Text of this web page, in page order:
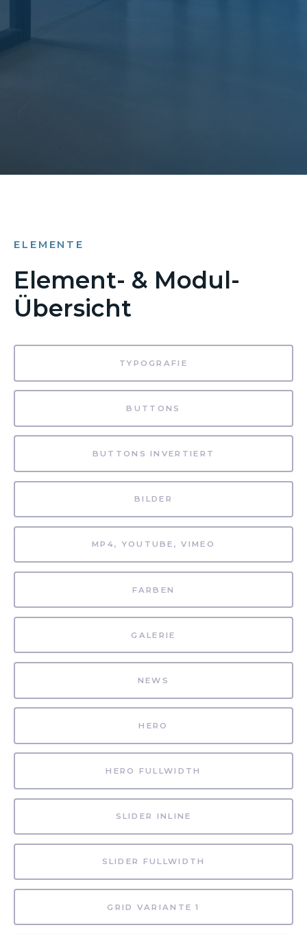
ELEMENTE
Element- & Modul-
Übersicht
TYPOGRAFIE
BUTTONS
BUTTONS INVERTIERT
BILDER
MP4, YOUTUBE, VIMEO
FARBEN
GALERIE
NEWS
HERO
HERO FULLWIDTH
SLIDER INLINE
SLIDER FULLWIDTH
GRID VARIANTE 1